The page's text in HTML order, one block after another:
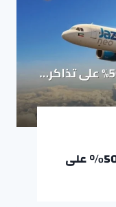
طيران الجزيرة يعلن عن خصم 50% على